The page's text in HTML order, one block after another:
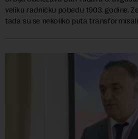
veliku radničku pobedu 1903. godine.
tada su se nekoliko puta